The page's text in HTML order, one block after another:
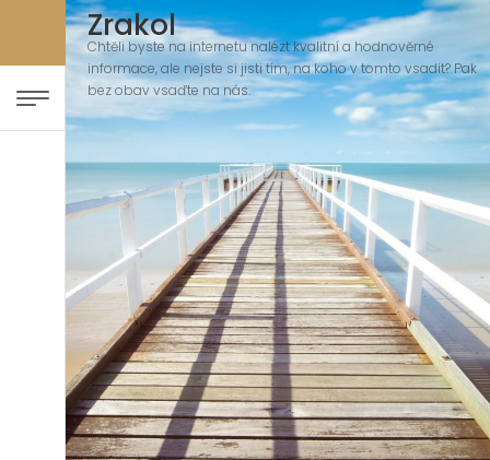
Zrakol
Chtěli byste na internetu nalézt kvalitní a hodnověrné
informace, ale nejste si jisti tím, na koho v tomto vsadit? Pak
bez obav vsaďte na nás.